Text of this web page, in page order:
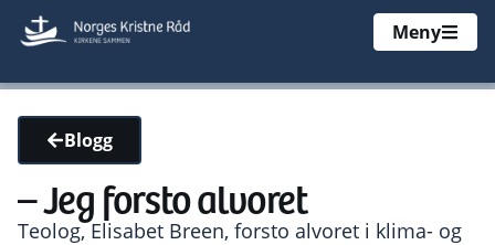
Meny
Blogg
– Jeg forsto alvoret
Teolog, Elisabet Breen, forsto alvoret i klima- og